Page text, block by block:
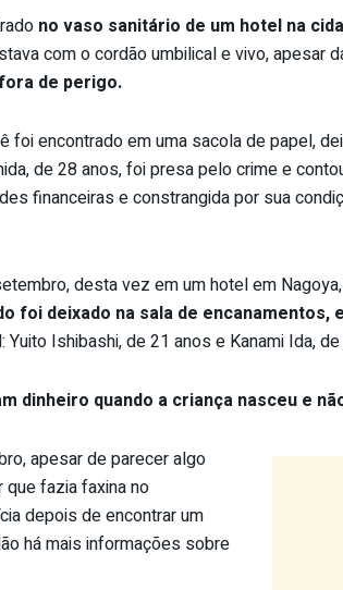
no vaso sanitário de um hotel na
com o cordão umbilical e vivo, apesar
de perigo.
foi encontrado em uma sacola de papel,
de 28 anos, foi presa pelo crime e
financeiras e constrangida por sua
desta vez em um hotel em
foi deixado na sala de encanamentos,
Ishibashi, de 21 anos e Kanami Ida,
dinheiro quando a criança nasceu e
apesar de parecer algo
que fazia faxina no
depois de encontrar um
há mais informações sobre